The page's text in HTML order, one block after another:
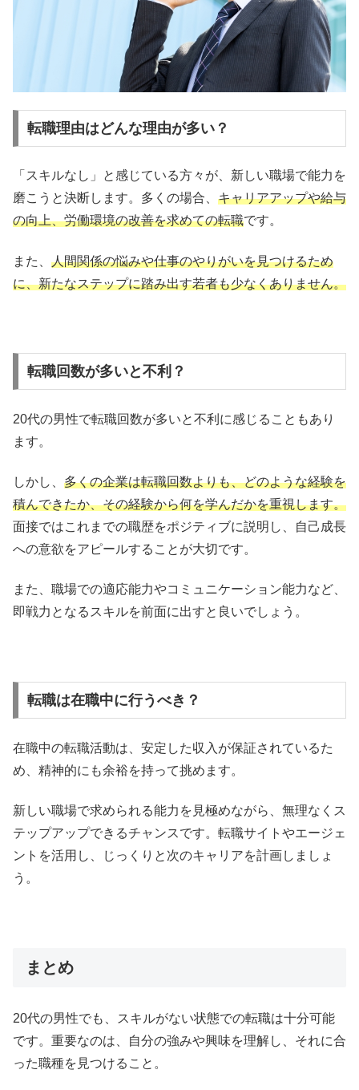
転職理由はどんな理由が多い？
「スキルなし」と感じている方々が、新しい職場で能力を
磨こうと決断します。多くの場合、 キャリアアップや給与
の向上、労働環境の改善を求めての転職です。
また、 人間関係の悩みや仕事のやりがいを見つけるため
に、新たなステップに踏み出す若者も少なくありません。
転職回数が多いと不利？
20代の男性で転職回数が多いと不利に感じることもあり
ます。
しかし、 多くの企業は転職回数よりも、どのような経験を
積んできたか、その経験から何を学んだかを重視します。
面接ではこれまでの職歴をポジティブに説明し、自己成長
への意欲をアピールすることが大切です。
また、職場での適応能力やコミュニケーション能力など、
即戦力となるスキルを前面に出すと良いでしょう。
転職は在職中に行うべき？
在職中の転職活動は、安定した収入が保証されているた
め、精神的にも余裕を持って挑めます。
新しい職場で求められる能力を見極めながら、無理なくス
テップアップできるチャンスです。転職サイトやエージェ
ントを活用し、じっくりと次のキャリアを計画しましょ
う。
まとめ
20代の男性でも、スキルがない状態での転職は十分可能
です。重要なのは、自分の強みや興味を理解し、それに合
った職種を見つけること。